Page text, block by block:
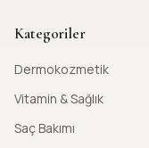
Kategoriler
Dermokozmetik
Vitamin & Sağlık
Saç Bakımı